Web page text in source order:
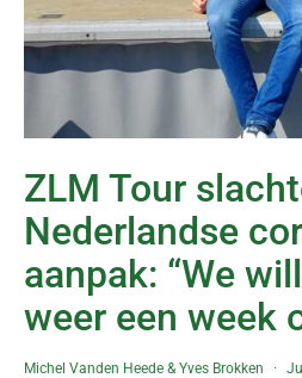
ZLM Tour
Nederlandse
aanpak: “We
weer een week
Michel Vanden Heede &Yves Brokken